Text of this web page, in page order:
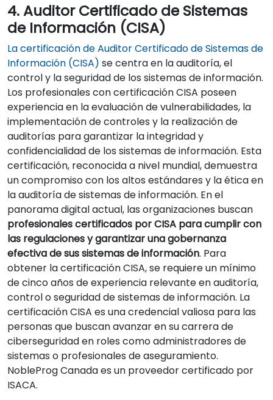
4. Auditor Certificado de Sistemas
de Información (CISA)
La certificación de Auditor Certificado de Sistemas de
Información (CISA) se centra en la auditoría, el
control y la seguridad de los sistemas de información.
Los profesionales con certificación CISA poseen
experiencia en la evaluación de vulnerabilidades, la
implementación de controles y la realización de
auditorías para garantizar la integridad y
confidencialidad de los sistemas de información. Esta
certificación, reconocida a nivel mundial, demuestra
un compromiso con los altos estándares y la ética en
la auditoría de sistemas de información. En el
panorama digital actual, las organizaciones buscan
profesionales certificados por CISA para cumplir con
las regulaciones y garantizar una gobernanza
efectiva de sus sistemas de información. Para
obtener la certificación CISA, se requiere un mínimo
de cinco años de experiencia relevante en auditoría,
control o seguridad de sistemas de información. La
certificación CISA es una credencial valiosa para las
personas que buscan avanzar en su carrera de
ciberseguridad en roles como administradores de
sistemas o profesionales de aseguramiento.
NobleProg Canada es un proveedor certificado por
ISACA.